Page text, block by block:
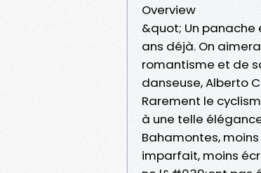
Overview
&quot; Un
ans déjà. On
romantisme et de
danseuse, Alberto
Rarement le
à une telle
Bahamontes,
imparfait, moins